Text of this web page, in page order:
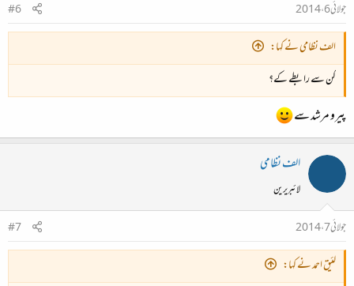
جولائی 6، 2014
#6
الف نظامی نے کہا:
کن سے رابطے کے؟
پیرو مرشد سے
الف نظامی
لائبریرین
جولائی 7، 2014
#7
لئیق احمد نے کہا: